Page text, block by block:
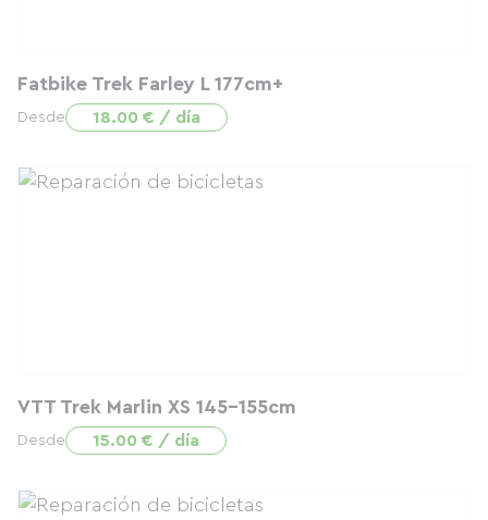
Fatbike Trek Farley L 177cm+
Desde 18.00 € / día
VTT Trek Marlin XS 145-155cm
Desde 15.00 € / día